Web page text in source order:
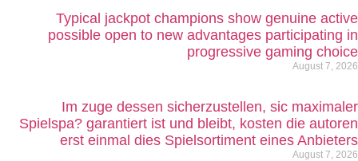
Typical jackpot champions show genuine active
possible open to new advantages participating in
progressive gaming choice
August 7, 2026
Im zuge dessen sicherzustellen, sic maximaler
Spielspa? garantiert ist und bleibt, kosten die autoren
erst einmal dies Spielsortiment eines Anbieters
August 7, 2026